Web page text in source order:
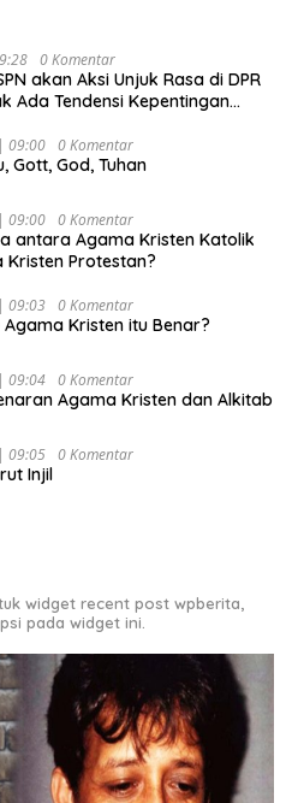
0 Komentar
akan Aksi Unjuk Rasa di DPR
Ada Tendensi Kepentingan
09:00 0 Komentar
Gott, God, Tuhan
09:00 0 Komentar
antara Agama Kristen Katolik
Protestan?
09:03 0 Komentar
Kristen itu Benar?
09:04 0 Komentar
Agama Kristen dan Alkitab
09:05 0 Komentar
Injil
widget recent post wpberita,
pada widget ini.